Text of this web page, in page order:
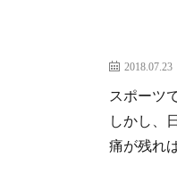
2018.07.23
スポーツ
しかし、
痛が残れ